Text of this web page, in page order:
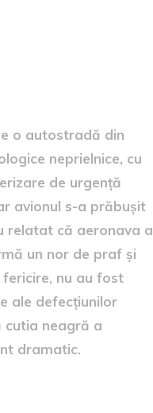
o autostradă din
neprielnice, cu
de urgență
avionul s-a prăbușit
relatat că aeronava a
un nor de praf și
nu au fost
ale defecțiunilor
cutia neagră a
dramatic.